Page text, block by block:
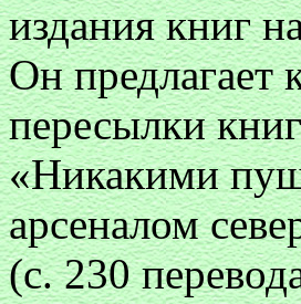
издания книг
Он предлагает
пересылки
«Никакими
арсеналом
(с. 230